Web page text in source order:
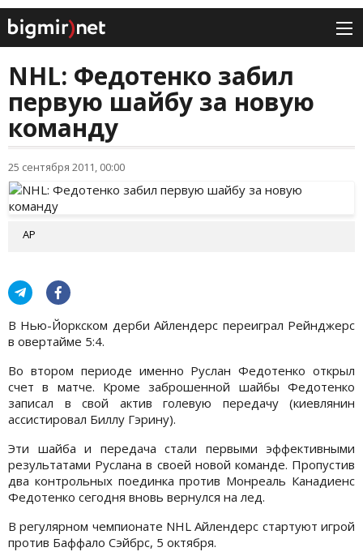
NHL: Федотенко забил
первую шайбу за новую
команду
25 сентября 2011, 00:00
АР
В Нью-Йоркском дерби Айлендерс переиграл Рейнджерс
в овертайме 5:4.
Во втором периоде именно Руслан Федотенко открыл
счет в матче. Кроме заброшенной шайбы Федотенко
записал в свой актив голевую передачу (киевлянин
ассистировал Биллу Гэрину).
Эти шайба и передача стали первыми эффективными
результатами Руслана в своей новой команде. Пропустив
два контрольных поединка против Монреаль Канадиенс
Федотенко сегодня вновь вернулся на лед.
В регулярном чемпионате NHL Айлендерс стартуют игрой
против Баффало Сэйбрс, 5 октября.